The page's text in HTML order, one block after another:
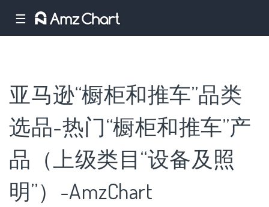
☰
亚马逊“橱柜和推车”品类
选品-热门“橱柜和推车”产
品（上级类目“设备及照
明”）-AmzChart